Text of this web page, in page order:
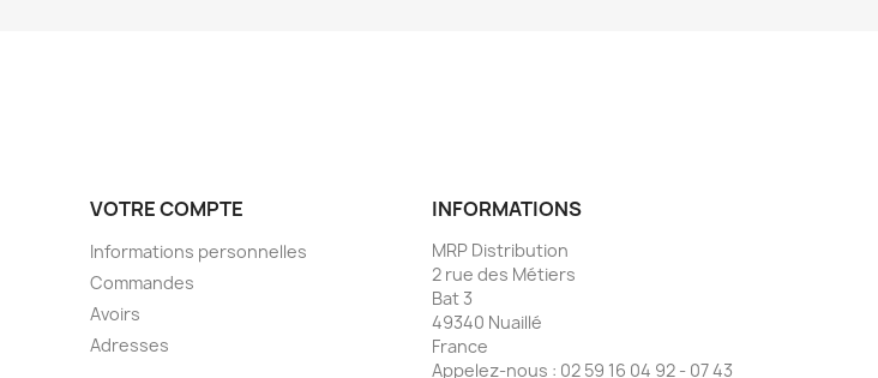
VOTRE COMPTE
Informations personnelles
Commandes
Avoirs
Adresses
INFORMATIONS
MRP Distribution
2 rue des Métiers
Bat 3
49340 Nuaillé
France
Appelez-nous : 02 59 16 04 92 - 07 43